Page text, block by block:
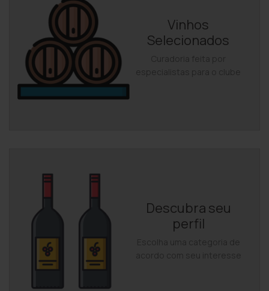
Vinhos
Selecionados
Descubra seu
perfil